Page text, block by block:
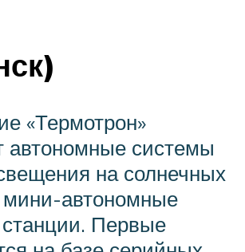
«Термотрон»
автономные системы
на солнечных
мини-автономные
Первые